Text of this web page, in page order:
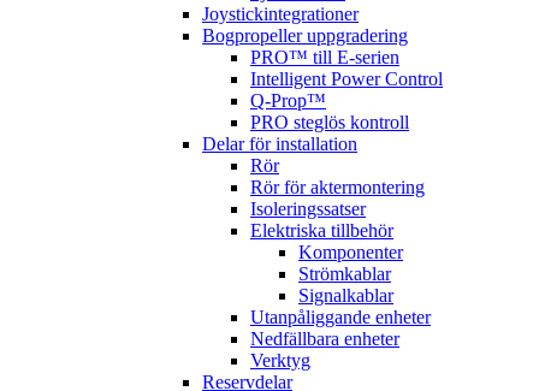
Joystickintegrationer
Bogpropeller uppgradering
PRO™ till E-serien
Intelligent Power Control
Q-Prop™
PRO steglös kontroll
Delar för installation
Rör
Rör för aktermontering
Isoleringssatser
Elektriska tillbehör
Komponenter
Strömkablar
Signalkablar
Utanpåliggande enheter
Nedfällbara enheter
Verktyg
Reservdelar